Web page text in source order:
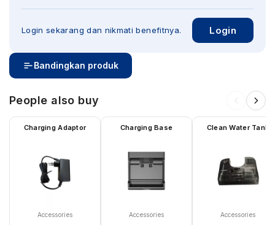
Login sekarang dan nikmati benefitnya. Login
Bandingkan produk
People also buy
Charging Adaptor
Accessories
Charging Base
Accessories
Clean Water Tank
Accessories